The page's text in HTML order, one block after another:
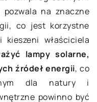
pozwala na znaczne
co jest korzystne
właściciela
lampy solarne,
źródeł energii, co
dla natury i
powinno być